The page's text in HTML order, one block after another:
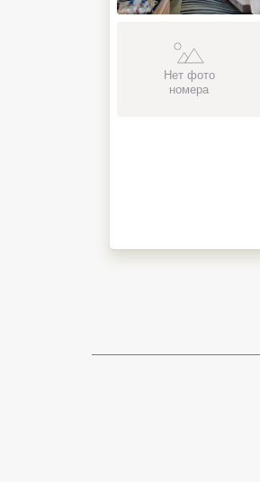
Нет фото
номера
ТОП 10 недорогих отелей
Лучшие отели 4* звезды
Сетевые отели Турции
Сетевые отели Таиланда